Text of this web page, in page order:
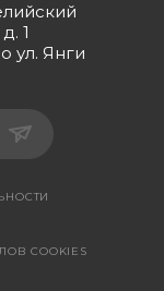
1
ул. Янги
COOKIES